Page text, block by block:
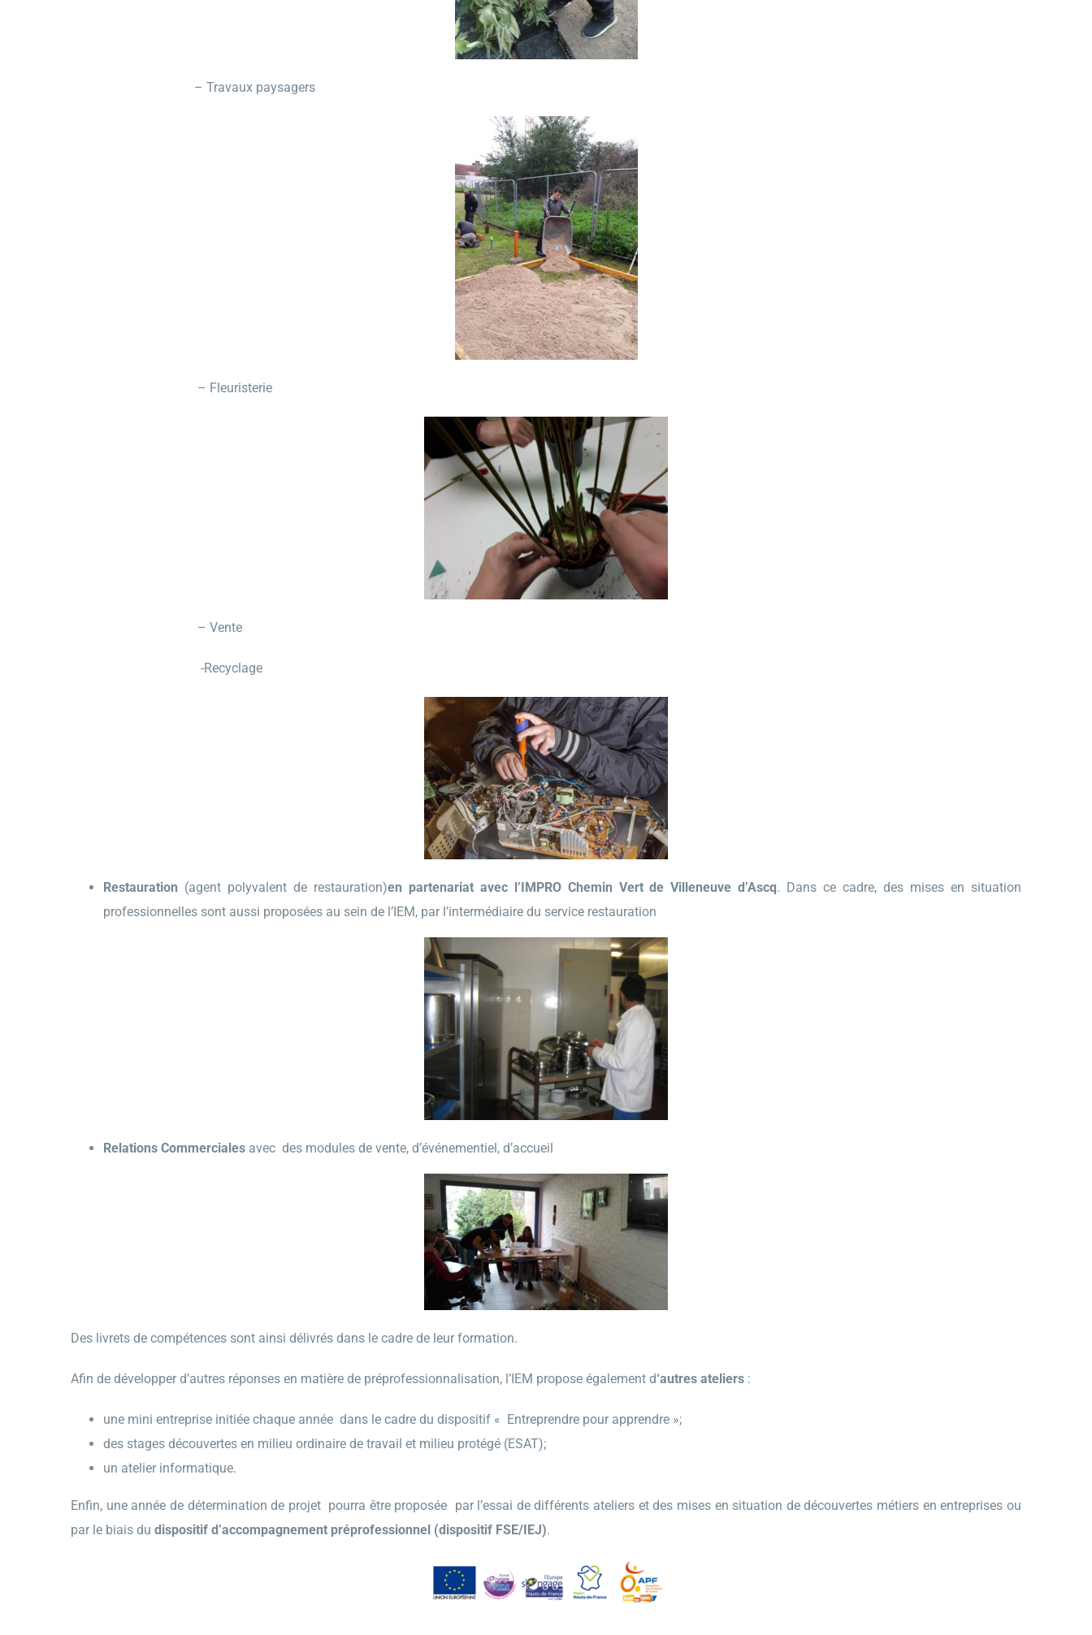
– Travaux paysagers
– Fleuristerie
– Vente
-Recyclage
Restauration (agent polyvalent de restauration)en partenariat avec l’IMPRO Chemin Vert de Villeneuve d’Ascq. Dans ce cadre, des mises en situation
professionnelles sont aussi proposées au sein de l’IEM, par l’intermédiaire du service restauration
Relations Commerciales avec des modules de vente, d’événementiel, d’accueil
Des livrets de compétences sont ainsi délivrés dans le cadre de leur formation.
Afin de développer d’autres réponses en matière de préprofessionnalisation, l’IEM propose également d‘autres ateliers :
une mini entreprise initiée chaque année dans le cadre du dispositif « Entreprendre pour apprendre »;
des stages découvertes en milieu ordinaire de travail et milieu protégé (ESAT);
un atelier informatique.
Enfin, une année de détermination de projet pourra être proposée par l’essai de différents ateliers et des mises en situation de découvertes métiers en entreprises ou
par le biais du dispositif d’accompagnement préprofessionnel (dispositif FSE/IEJ).